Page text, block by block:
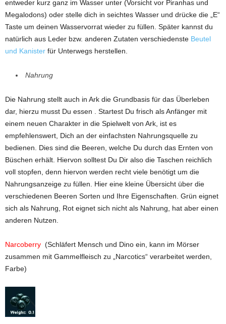
entweder kurz ganz im Wasser unter (Vorsicht vor Piranhas und
Megalodons) oder stelle dich in seichtes Wasser und drücke die „E“
Taste um deinen Wasservorrat wieder zu füllen. Später kannst du
natürlich aus Leder bzw. anderen Zutaten verschiedenste Beutel
und Kanister für Unterwegs herstellen.
Nahrung
Die Nahrung stellt auch in Ark die Grundbasis für das Überleben
dar, hierzu musst Du essen . Startest Du frisch als Anfänger mit
einem neuen Charakter in die Spielwelt von Ark, ist es
empfehlenswert, Dich an der einfachsten Nahrungsquelle zu
bedienen. Dies sind die Beeren, welche Du durch das Ernten von
Büschen erhält. Hiervon solltest Du Dir also die Taschen reichlich
voll stopfen, denn hiervon werden recht viele benötigt um die
Nahrungsanzeige zu füllen. Hier eine kleine Übersicht über die
verschiedenen Beeren Sorten und Ihre Eigenschaften. Grün eignet
sich als Nahrung, Rot eignet sich nicht als Nahrung, hat aber einen
anderen Nutzen.
Narcoberry (Schläfert Mensch und Dino ein, kann im Mörser
zusammen mit Gammelfleisch zu „Narcotics“ verarbeitet werden,
Farbe)